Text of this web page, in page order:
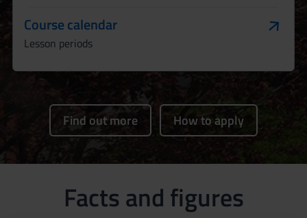
Course calendar
Lesson periods
Find out more How to apply
Facts and figures